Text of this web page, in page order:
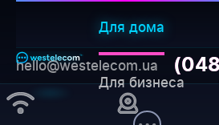
Для дома
Для бизнеса
hello@westelecom.ua